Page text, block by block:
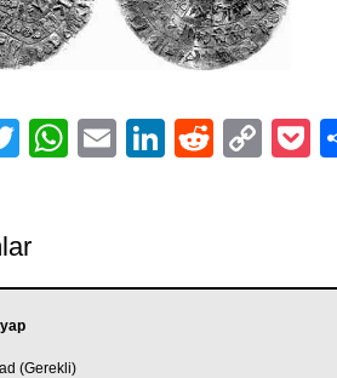
TwitterWhatsApp
EmailLinkedIn
Reddit
(Gerekli)